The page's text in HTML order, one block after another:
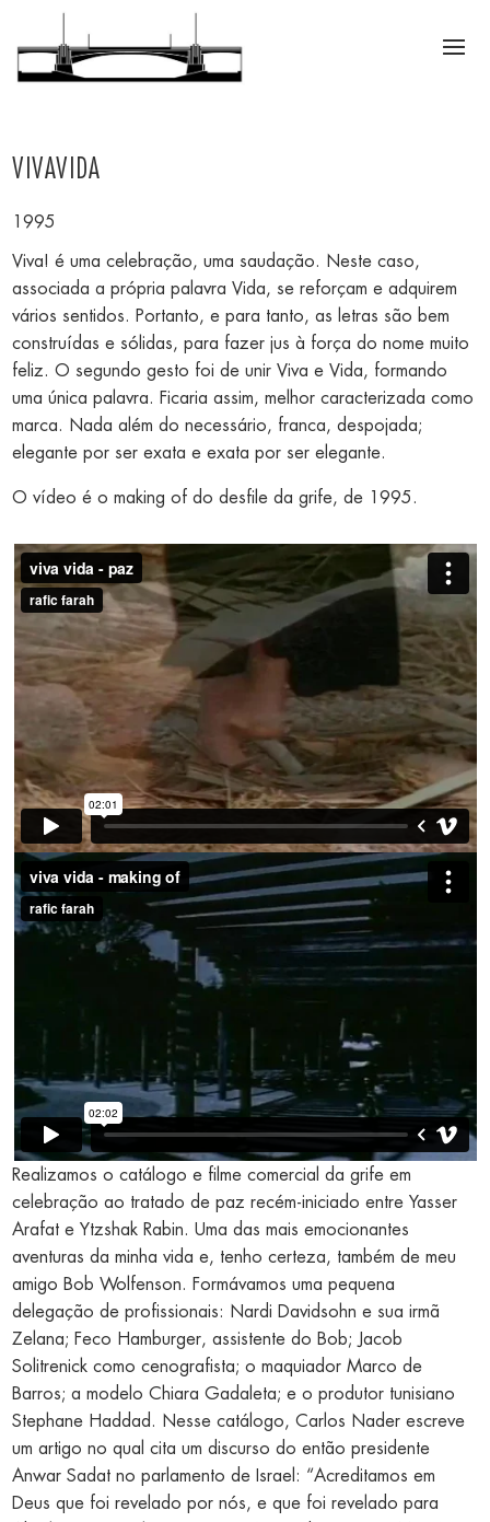
VIVAVIDA
1995
Viva! é uma celebração, uma saudação. Neste caso,
associada a própria palavra Vida, se reforçam e adquirem
vários sentidos. Portanto, e para tanto, as letras são bem
construídas e sólidas, para fazer jus à força do nome muito
feliz. O segundo gesto foi de unir Viva e Vida, formando
uma única palavra. Ficaria assim, melhor caracterizada como
marca. Nada além do necessário, franca, despojada;
elegante por ser exata e exata por ser elegante.
O vídeo é o making of do desfile da grife, de 1995.
Realizamos o catálogo e filme comercial da grife em
celebração ao tratado de paz recém-iniciado entre Yasser
Arafat e Ytzshak Rabin. Uma das mais emocionantes
aventuras da minha vida e, tenho certeza, também de meu
amigo Bob Wolfenson. Formávamos uma pequena
delegação de profissionais: Nardi Davidsohn e sua irmã
Zelana; Feco Hamburger, assistente do Bob; Jacob
Solitrenick como cenografista; o maquiador Marco de
Barros; a modelo Chiara Gadaleta; e o produtor tunisiano
Stephane Haddad. Nesse catálogo, Carlos Nader escreve
um artigo no qual cita um discurso do então presidente
Anwar Sadat no parlamento de Israel: “Acreditamos em
Deus que foi revelado por nós, e que foi revelado para